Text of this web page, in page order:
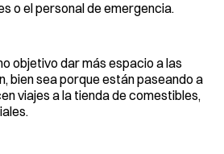
o el personal de emergencia.
objetivo dar más espacio a las
bien sea porque están paseando a
viajes a la tienda de comestibles,